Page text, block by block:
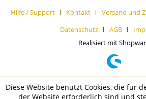
Hilfe / Support
Kontakt
Versand und
Datenschutz
AGB
Realisiert mit
Diese Website benutzt Cookies, die für
der Website erforderlich sind und